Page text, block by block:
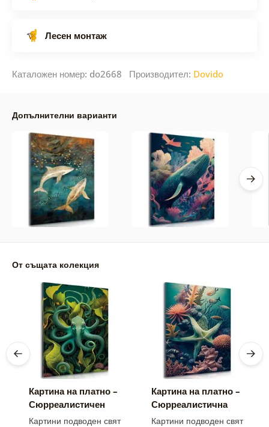
Лесен монтаж
Каталожен номер: do2668 Производител: Dovido
Допълнителни варианти
От същата колекция
Картина на платно –
Сюрреалистичен
октопод
Картини подводен свят
Картина на платно –
Сюрреалистична
звезда
Картини подводен свят